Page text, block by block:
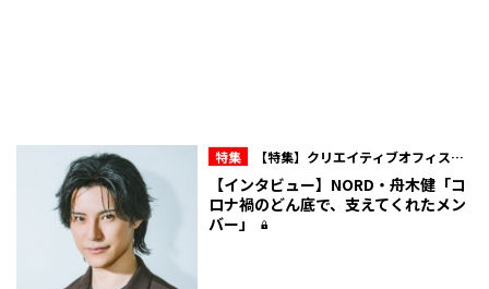
特集
【特集】クリエイティブオフィスキ
ュー所属・NORD 10周年の現在地
【インタビュー】NORD・舟木健「コ
ロナ禍のどん底で、支えてくれたメン
バー」